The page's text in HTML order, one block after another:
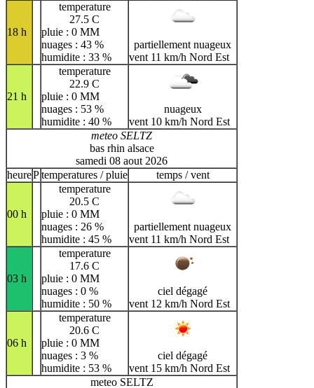
18 h
temperature
27.5 C
pluie : 0 MM
nuages : 43 %
humidite : 33 %
partiellement nuageux
vent 11 km/h Nord Est
21 h
temperature
22.9 C
pluie : 0 MM
nuages : 53 %
humidite : 40 %
nuageux
vent 10 km/h Nord Est
meteo SELTZ
bas rhin alsace
samedi 08 aout 2026
heurePtemperatures / pluie temps / vent
00 h
temperature
20.5 C
pluie : 0 MM
nuages : 26 %
humidite : 45 %
partiellement nuageux
vent 11 km/h Nord Est
03 h
temperature
17.6 C
pluie : 0 MM
nuages : 0 %
humidite : 50 %
ciel dégagé
vent 12 km/h Nord Est
06 h
temperature
20.6 C
pluie : 0 MM
nuages : 3 %
humidite : 53 %
ciel dégagé
vent 15 km/h Nord Est
meteo SELTZ